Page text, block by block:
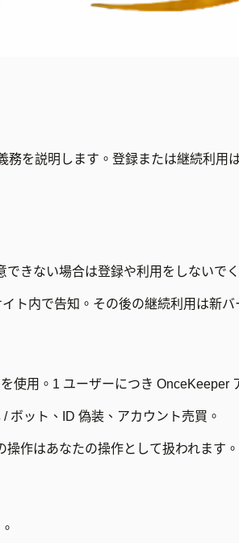
を説明します。登録または継続利用
きない場合は登録や利用をしないで
ト内で告知。その後の継続利用は新バ
使用。1 ユーザーにつき OnceKeeper
ボット、ID 偽装、アカウント売買。
作はあなたの操作として扱われます。